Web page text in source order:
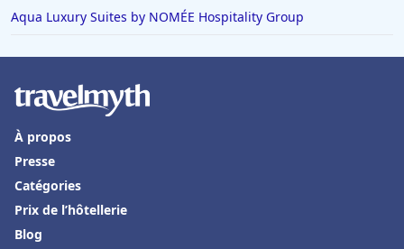
Hôtels en France
Hôtels à Saint-Cyprien-Plage
Hôtels à Saint-Georges-de-Didonne
Hôtels à La Flotte
Hôtels à Bourg-en-Bresse
Hôtels en Grèce
Aqua Luxury Suites by NOMÉE Hospitality Group
À propos
Presse
Catégories
Prix de l’hôtellerie
Blog